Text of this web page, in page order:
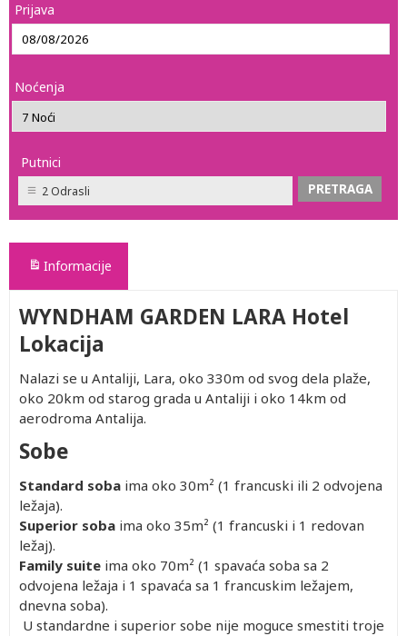
Prijava
Noćenja
Putnici
2 Odrasli
Informacije
WYNDHAM GARDEN LARA Hotel
Lokacija
Nalazi se u Antaliji, Lara, oko 330m od svog dela plaže,
oko 20km od starog grada u Antaliji i oko 14km od
aerodroma Antalija.
Sobe
Standard soba ima oko 30m² (1 francuski ili 2 odvojena
ležaja).
Superior soba ima oko 35m² (1 francuski i 1 redovan
ležaj).
Family suite ima oko 70m² (1 spavaća soba sa 2
odvojena ležaja i 1 spavaća sa 1 francuskim ležajem,
dnevna soba).
U standardne i superior sobe nije moguce smestiti troje